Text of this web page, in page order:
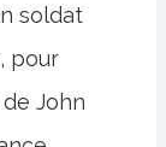
soldat
pour
John